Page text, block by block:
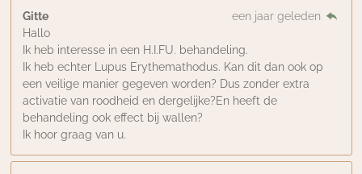
Gitte
een jaar geleden
Hallo
Ik heb interesse in een H.I.FU. behandeling.
Ik heb echter Lupus Erythemathodus. Kan dit dan ook op
een veilige manier gegeven worden? Dus zonder extra
activatie van roodheid en dergelijke?En heeft de
behandeling ook effect bij wallen?
Ik hoor graag van u.